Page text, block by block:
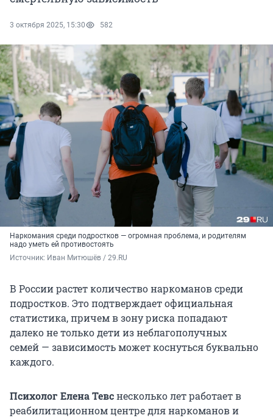
3 октября 2025, 15:30 582
Наркомания среди подростков — огромная проблема, и родителям
надо уметь ей противостоять
Источник: Иван Митюшёв / 29.RU
В России растет количество наркоманов среди
подростков. Это подтверждает официальная
статистика, причем в зону риска попадают
далеко не только дети из неблагополучных
семей — зависимость может коснуться буквально
каждого.
Психолог Елена Тевснесколько лет работает в
реабилитационном центре для наркоманов и